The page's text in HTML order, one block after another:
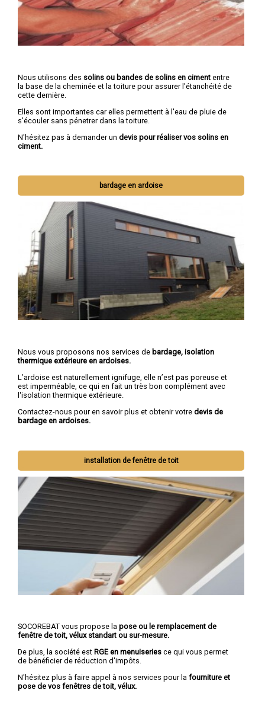
Nous utilisons des solins ou bandes de solins en ciment entre
la base de la cheminée et la toiture pour assurer l'étanchéité de
cette dernière.
Elles sont importantes car elles permettent à l'eau de pluie de
s'écouler sans pénetrer dans la toiture.
N'hésitez pas à demander un devis pour réaliser vos solins en
ciment.
bardage en ardoise
Nous vous proposons nos services de bardage, isolation
thermique extérieure en ardoises.
L’ardoise est naturellement ignifuge, elle n’est pas poreuse et
est imperméable, ce qui en fait un très bon complément avec
l'isolation thermique extérieure.
Contactez-nous pour en savoir plus et obtenir votre devis de
bardage en ardoises.
installation de fenêtre de toit
SOCOREBAT vous propose la pose ou le remplacement de
fenêtre de toit, vélux standart ou sur-mesure.
De plus, la société est RGE en menuiseries ce qui vous permet
de bénéficier de réduction d'impôts.
N'hésitez plus à faire appel à nos services pour la fourniture et
pose de vos fenêtres de toit, vélux.